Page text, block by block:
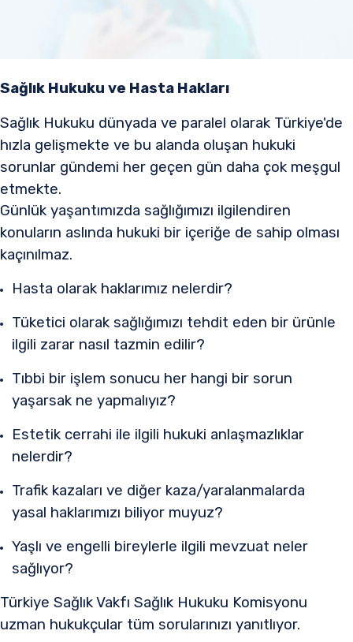
Sağlık Hukuku ve Hasta Hakları
Sağlık Hukuku dünyada ve paralel olarak Türkiye'de
hızla gelişmekte ve bu alanda oluşan hukuki
sorunlar gündemi her geçen gün daha çok meşgul
etmekte.
Günlük yaşantımızda sağlığımızı ilgilendiren
konuların aslında hukuki bir içeriğe de sahip olması
kaçınılmaz.
Hasta olarak haklarımız nelerdir?
Tüketici olarak sağlığımızı tehdit eden bir ürünle
ilgili zarar nasıl tazmin edilir?
Tıbbi bir işlem sonucu her hangi bir sorun
yaşarsak ne yapmalıyız?
Estetik cerrahi ile ilgili hukuki anlaşmazlıklar
nelerdir?
Trafik kazaları ve diğer kaza/yaralanmalarda
yasal haklarımızı biliyor muyuz?
Yaşlı ve engelli bireylerle ilgili mevzuat neler
sağlıyor?
Türkiye Sağlık Vakfı Sağlık Hukuku Komisyonu
uzman hukukçular tüm sorularınızı yanıtlıyor.​